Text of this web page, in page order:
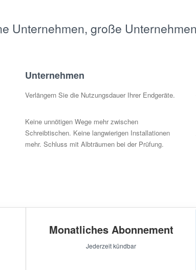
Unternehmen, große
Unternehmen
Verlängern Sie die Nutzungsdauer Ihrer Endgeräte.
Keine unnötigen Wege mehr zwischen
Schreibtischen. Keine langwierigen Installationen
mehr. Schluss mit Albträumen bei der Prüfung.
Monatliches Abonnement
Jederzeit kündbar